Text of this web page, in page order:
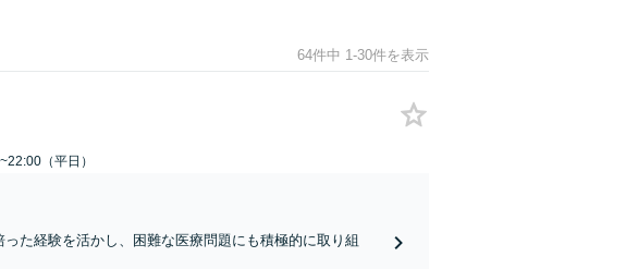
64件中 1-30件を表示
（平日）
た経験を活かし、困難な医療問題にも積極的に取り組